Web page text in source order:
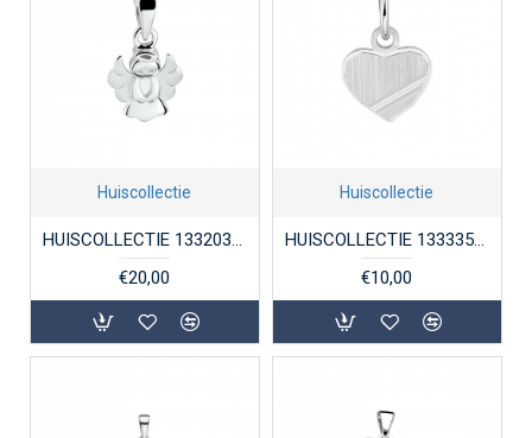
Huiscollectie
HUISCOLLECTIE 1332035 ZILVEREN HANGER ENGEL
€20,00
Huiscollectie
HUISCOLLECTIE 1333350 ZILVEREN GRAVEERPLAATJE HART
€10,00